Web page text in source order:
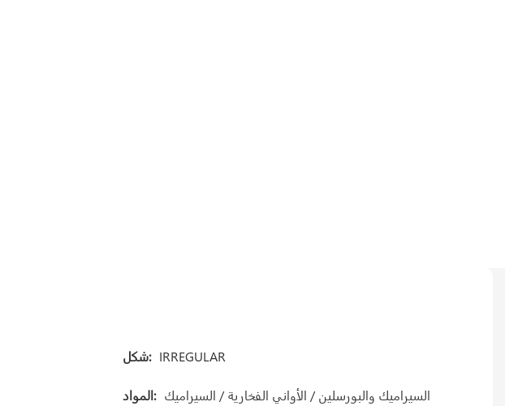
شكل: IRREGULAR
المواد: السيراميك والبورسلين / الأواني الفخارية / السيراميك